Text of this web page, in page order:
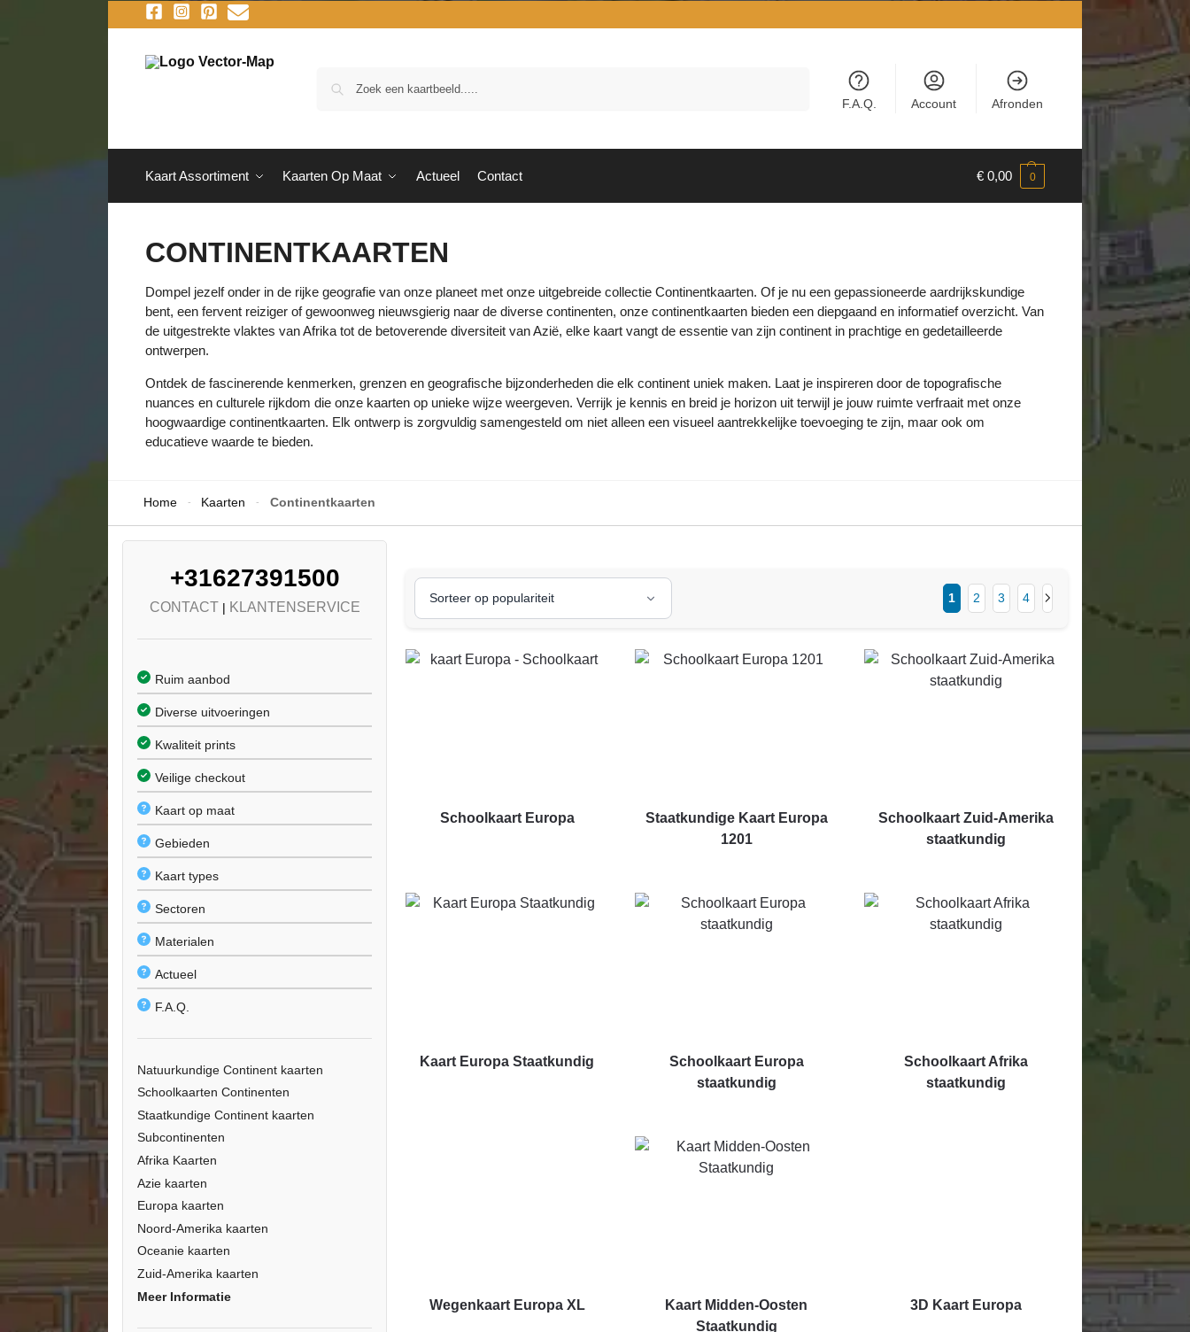
F.A.Q. Account Afronden
Kaart Assortiment Kaarten Op Maat Actueel Contact € 0,00 0
CONTINENTKAARTEN
Dompel jezelf onder in de rijke geografie van onze planeet met onze uitgebreide collectie Continentkaarten. Of je nu een gepassioneerde aardrijkskundige
bent, een fervent reiziger of gewoonweg nieuwsgierig naar de diverse continenten, onze continentkaarten bieden een diepgaand en informatief overzicht. Van
de uitgestrekte vlaktes van Afrika tot de betoverende diversiteit van Azië, elke kaart vangt de essentie van zijn continent in prachtige en gedetailleerde
ontwerpen.
Ontdek de fascinerende kenmerken, grenzen en geografische bijzonderheden die elk continent uniek maken. Laat je inspireren door de topografische
nuances en culturele rijkdom die onze kaarten op unieke wijze weergeven. Verrijk je kennis en breid je horizon uit terwijl je jouw ruimte verfraait met onze
hoogwaardige continentkaarten. Elk ontwerp is zorgvuldig samengesteld om niet alleen een visueel aantrekkelijke toevoeging te zijn, maar ook om
educatieve waarde te bieden.
Home - Kaarten - Continentkaarten
1 2 3 4
Schoolkaart Europa
Staatkundige Kaart Europa
1201
Schoolkaart Zuid-Amerika
staatkundig
Kaart Europa Staatkundig
Schoolkaart Europa
staatkundig
Schoolkaart Afrika
staatkundig
Wegenkaart Europa XL
Kaart Midden-Oosten
Staatkundig
3D Kaart Europa
+31627391500
CONTACT| KLANTENSERVICE
Ruim aanbod
Diverse uitvoeringen
Kwaliteit prints
Veilige checkout
Kaart op maat
Gebieden
Kaart types
Sectoren
Materialen
Actueel
F.A.Q.
Natuurkundige Continent kaarten
Schoolkaarten Continenten
Staatkundige Continent kaarten
Subcontinenten
Afrika Kaarten
Azie kaarten
Europa kaarten
Noord-Amerika kaarten
Oceanie kaarten
Zuid-Amerika kaarten
Meer Informatie